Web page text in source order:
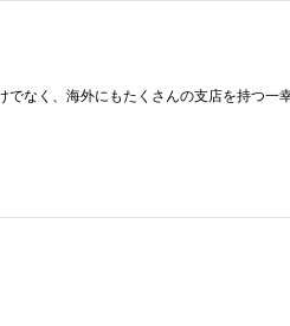
なく、海外にもたくさんの支店を持つ一